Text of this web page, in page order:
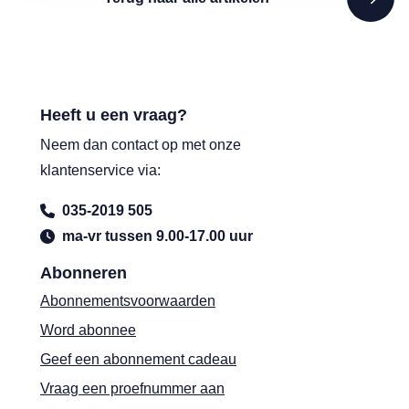
Abonneren
Abonnementsvoorwaarden
Word abonnee
Geef een abonnement cadeau
Vraag een proefnummer aan
Heeft u een vraag?
Neem dan contact op met onze
klantenservice via:
035-2019 505
ma-vr tussen 9.00-17.00 uur